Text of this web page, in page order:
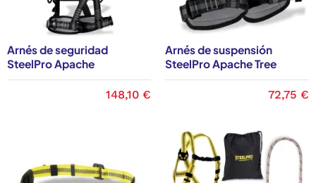
Arnés de seguridad
SteelPro Apache
148,10 €
Arnés de suspensión
SteelPro Apache Tree
72,75 €